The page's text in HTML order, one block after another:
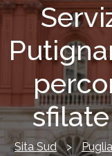
Sita Sud > Puglia